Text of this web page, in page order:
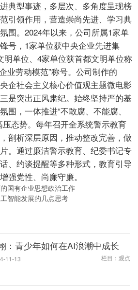
典型事迹，多层次、多角度呈现榜
引领作用，营造崇尚先进、学习典
围。2024年以来，公司所属1家单
号，1家单位获中央企业先进集
明单位、4家单位获首都文明单位称
业劳动模范”称号。公司制作的
企社会主义核心价值观主题微电影
是突出正风肃纪。始终坚持严的基
围，一体推进“不敢腐、不能腐、
压态势。每年召开全系统警示教育
剖析深层原因，推动整改完善，做
。通过廉洁警示教育、纪委书记专
、约谈提醒等多种形式，教育引导
强党性、尚廉守廉。
国有企业思想政治工作
智能发展的几点思考
：青少年如何在AI浪潮中成长
11-13 栏目：观点